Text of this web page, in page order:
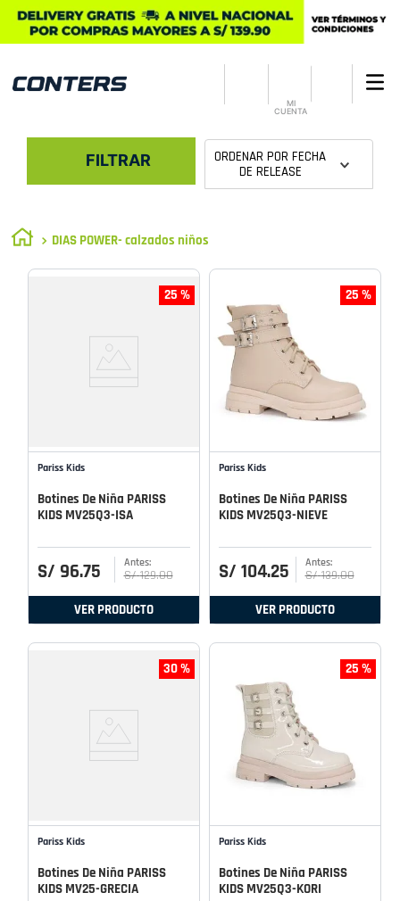
MI
CUENTA
FILTRAR ORDENAR POR FECHA
DE RELEASE
DIAS POWER- calzados niños
25 %
Pariss Kids
Botines De Niña PARISS
KIDS MV25Q3-ISA
S/ 96.75 S/ 129.00
VER PRODUCTO
25 %
Pariss Kids
Botines De Niña PARISS
KIDS MV25Q3-NIEVE
S/ 104.25 S/ 139.00
VER PRODUCTO
30 %
Pariss Kids
Botines De Niña PARISS
KIDS MV25-GRECIA
25 %
Pariss Kids
Botines De Niña PARISS
KIDS MV25Q3-KORI